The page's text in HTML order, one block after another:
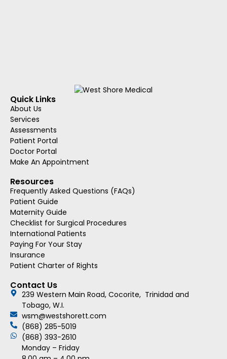
Quick Links
About Us
Services
Assessments
Patient Portal
Doctor Portal
Make An Appointment
Resources
Frequently Asked Questions (FAQs)
Patient Guide
Maternity Guide
Checklist for Surgical Procedures
International Patients
Paying For Your Stay
Insurance
Patient Charter of Rights
Contact Us
239 Western Main Road, Cocorite, Trinidad and
Tobago, W.I.
wsm@westshorett.com
(868) 285-5019
(868) 393-2610
Monday – Friday